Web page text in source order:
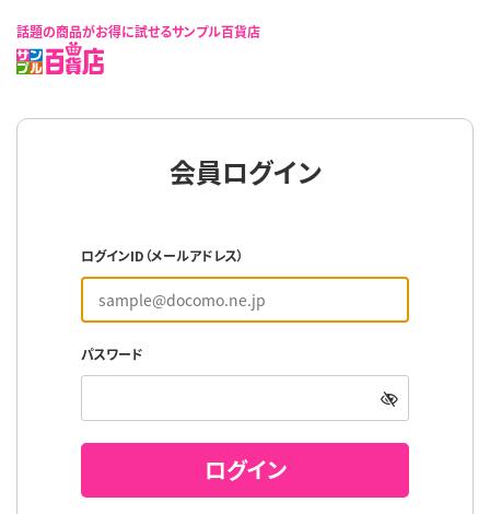
話題の商品がお得に試せるサンプル百貨店
会員ログイン
ログインID（メールアドレス）
パスワード
ログイン